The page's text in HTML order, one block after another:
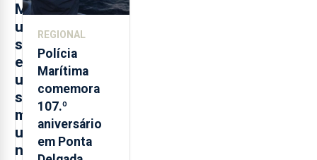
M
u
s
e
u
s
m
u
n
REGIONAL
Polícia
Marítima
comemora
107.º
aniversário
em Ponta